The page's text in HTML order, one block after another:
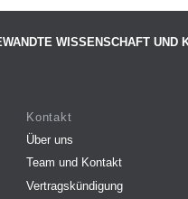
WISSENSCHAFT UND
Kontakt
Über uns
Team und Kontakt
Vertragskündigung